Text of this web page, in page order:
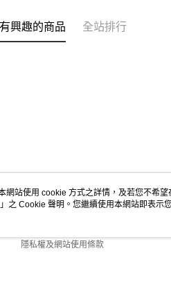
興趣的商品 全站排行
關於我們
隱私權及網站使用條款
網站使用 cookie 方式之詳情，及若您不希
」之 Cookie 聲明。您繼續使用本網站即表示